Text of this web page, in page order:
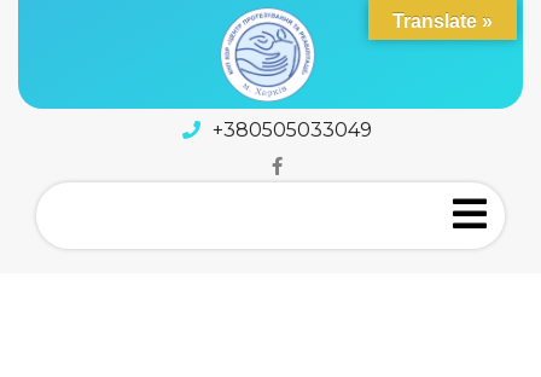
+380505033049
Translate »